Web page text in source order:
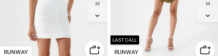
LAST CALL
RUNWAY
M
L
RUNWAY
M
L